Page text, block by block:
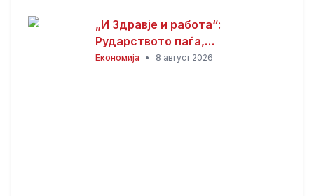
„И Здравје и работа“:
Рударството паѓа,
инвестициите стојат –
Економија • 8 август 2026